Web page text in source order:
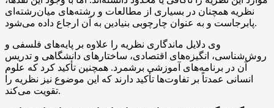
نظریه همچنان در بسیاری از مطالعات و رشته‌های میان‌رشته‌ای
پابرجاست و به عنوان چارچوبی بنیادین به آن ارجاع داده می‌شود.
وی دلایل ماندگاری نظریه را علاوه بر پایه‌های فلسفی و
روش‌شناسی، انگیزه‌های اقتصادی، ساختارهای دانشگاهی و تدریس
آن در برنامه‌های آموزشی برشمرد. همچنین تأکید کرد که علوم
انسانی عمدتاً بر تفاوت‌ها تأکید دارند که این موضوع نیز نظریه را
تقویت می‌کند.